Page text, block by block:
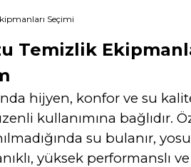
Temizlik
hijyen, konfor ve su
kullanımına bağlıdır.
su bulanır,
yüksek performanslı